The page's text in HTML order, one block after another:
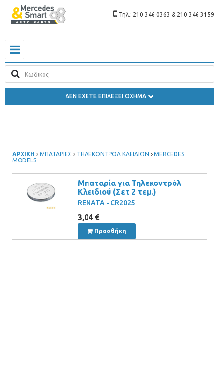
Τηλ.: 210 346 0363 & 210 346 3159
ΔΕΝ ΕΧΕΤΕ ΕΠΙΛΕΞΕΙ ΟΧΗΜΑ
ΑΡΧΙΚΗ ΜΠΑΤΑΡΙΕΣ ΤΗΛΕΚΟΝΤΡΟΛ ΚΛΕΙΔΙΩΝ
MERCEDES
MODELS
Μπαταρία για Τηλεκοντρόλ
Κλειδιού (Σετ 2 τεμ.)
RENATA - CR2025
3,04 €
Προσθήκη